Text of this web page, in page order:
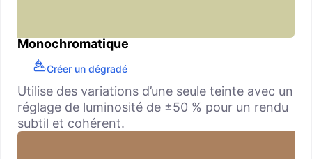
Monochromatique
Créer un dégradé
Utilise des variations d’une seule teinte avec un
réglage de luminosité de ±50 % pour un rendu
subtil et cohérent.